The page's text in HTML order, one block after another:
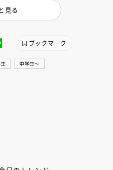
見る
ブックマーク
中学生〜